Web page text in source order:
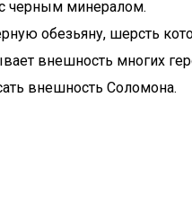
черным минералом.
обезьяну, шерсть
внешность многих
внешность Соломона.